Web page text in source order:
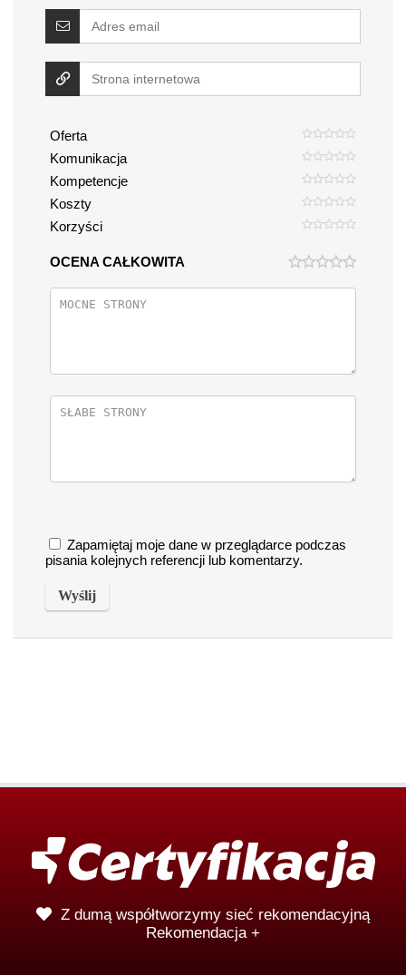
Oferta
Komunikacja
Kompetencje
Koszty
Korzyści
OCENA CAŁKOWITA
Zapamiętaj moje dane w przeglądarce podczas
pisania kolejnych referencji lub komentarzy.
Z dumą współtworzymy sieć rekomendacyjną
Rekomendacja +